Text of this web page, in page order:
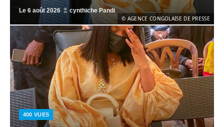
© AGENCE CONGOLAISE DE PRESSE
Le 6 août 2026 cynthiche Pandi
400 VUES